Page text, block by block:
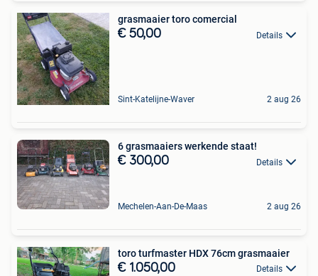
grasmaaier toro comercial
€ 50,00 Details
Sint-Katelijne-Waver 2 aug 26
6 grasmaaiers werkende staat!
€ 300,00 Details
Mechelen-Aan-De-Maas 2 aug 26
toro turfmaster HDX 76cm grasmaaier
€ 1.050,00 Details